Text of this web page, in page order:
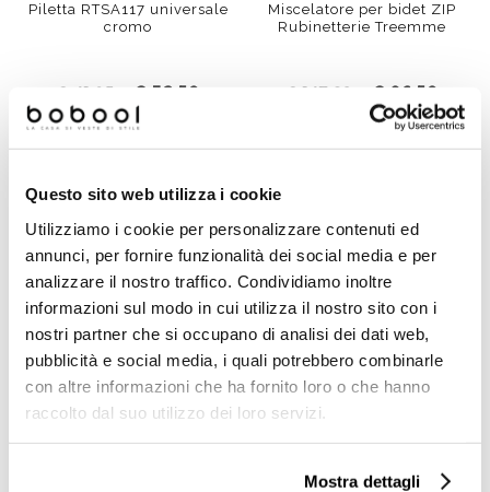
Questo sito web utilizza i cookie
Utilizziamo i cookie per personalizzare contenuti ed
annunci, per fornire funzionalità dei social media e per
analizzare il nostro traffico. Condividiamo inoltre
informazioni sul modo in cui utilizza il nostro sito con i
nostri partner che si occupano di analisi dei dati web,
pubblicità e social media, i quali potrebbero combinarle
con altre informazioni che ha fornito loro o che hanno
raccolto dal suo utilizzo dei loro servizi.
Mostra dettagli
Piletta RTSA117 universale
cromo
€ 41,05 € 32,50
Miscelatore per bidet ZIP
Rubinetterie Treemme
€ 147,62 € 96,50
Miscelatore bidet
cromato - Bridge,
Miscelatore bidet
moderno, cromato - Pao,